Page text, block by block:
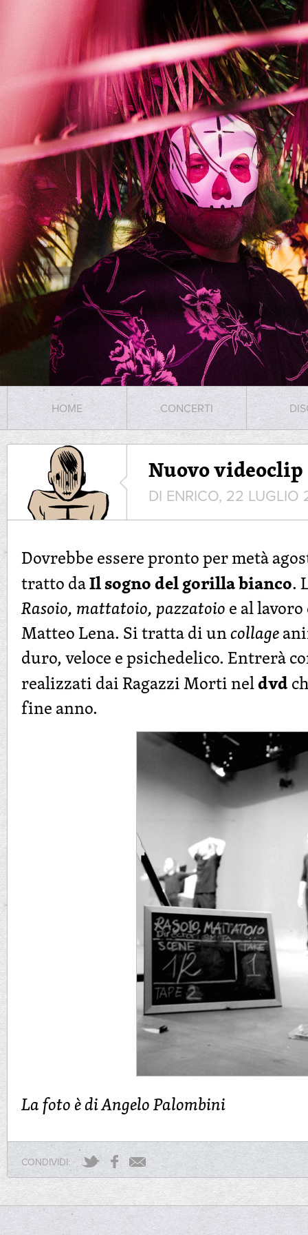
HOME CONCERTI
Nuovo videoclip
DI ENRICO, 22 LUGLIO
Dovrebbe essere pronto per metà
tratto daIl sogno del gorilla bianco.
Rasoio, mattatoio, pazzatoioe al
Matteo Lena. Si tratta di uncollage
duro, veloce e psichedelico. Entrerà
realizzati dai Ragazzi Morti neldvd
fine anno.
La foto è di Angelo Palombini
CONDIVIDI: